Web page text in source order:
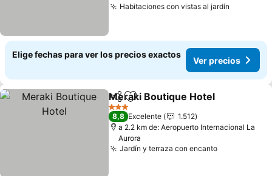
Habitaciones con vistas al jardín
Elige fechas para ver los precios exactos
Ver precios
CompartirAgregar a favoritos
Meraki Boutique Hotel
3 Estrellas
8,8 Excelente
1.512
a 2.2 km de: Aeropuerto Internacional La
Aurora
Jardín y terraza con encantoVer precios